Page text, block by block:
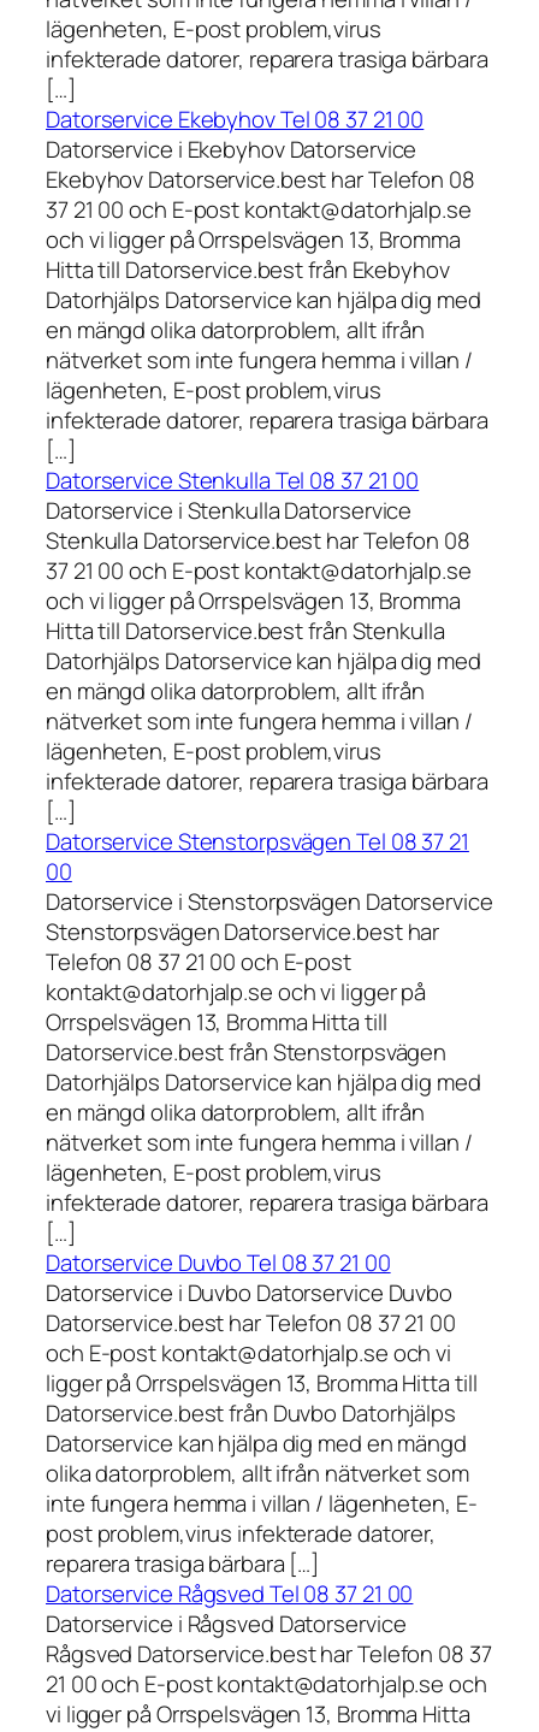
lägenheten, E-post problem,virus
infekterade datorer, reparera trasiga bärbara
[…]
Datorservice Ekebyhov Tel 08 37 21 00
Datorservice i Ekebyhov Datorservice
Ekebyhov Datorservice.best har Telefon 08
37 21 00 och E-post kontakt@datorhjalp.se
och vi ligger på Orrspelsvägen 13, Bromma
Hitta till Datorservice.best från Ekebyhov
Datorhjälps Datorservice kan hjälpa dig med
en mängd olika datorproblem, allt ifrån
nätverket som inte fungera hemma i villan /
lägenheten, E-post problem,virus
infekterade datorer, reparera trasiga bärbara
[…]
Datorservice Stenkulla Tel 08 37 21 00
Datorservice i Stenkulla Datorservice
Stenkulla Datorservice.best har Telefon 08
37 21 00 och E-post kontakt@datorhjalp.se
och vi ligger på Orrspelsvägen 13, Bromma
Hitta till Datorservice.best från Stenkulla
Datorhjälps Datorservice kan hjälpa dig med
en mängd olika datorproblem, allt ifrån
nätverket som inte fungera hemma i villan /
lägenheten, E-post problem,virus
infekterade datorer, reparera trasiga bärbara
[…]
Datorservice Stenstorpsvägen Tel 08 37 21
00
Datorservice i Stenstorpsvägen Datorservice
Stenstorpsvägen Datorservice.best har
Telefon 08 37 21 00 och E-post
kontakt@datorhjalp.se och vi ligger på
Orrspelsvägen 13, Bromma Hitta till
Datorservice.best från Stenstorpsvägen
Datorhjälps Datorservice kan hjälpa dig med
en mängd olika datorproblem, allt ifrån
nätverket som inte fungera hemma i villan /
lägenheten, E-post problem,virus
infekterade datorer, reparera trasiga bärbara
[…]
Datorservice Duvbo Tel 08 37 21 00
Datorservice i Duvbo Datorservice Duvbo
Datorservice.best har Telefon 08 37 21 00
och E-post kontakt@datorhjalp.se och vi
ligger på Orrspelsvägen 13, Bromma Hitta till
Datorservice.best från Duvbo Datorhjälps
Datorservice kan hjälpa dig med en mängd
olika datorproblem, allt ifrån nätverket som
inte fungera hemma i villan / lägenheten, E-
post problem,virus infekterade datorer,
reparera trasiga bärbara […]
Datorservice Rågsved Tel 08 37 21 00
Datorservice i Rågsved Datorservice
Rågsved Datorservice.best har Telefon 08 37
21 00 och E-post kontakt@datorhjalp.se och
vi ligger på Orrspelsvägen 13, Bromma Hitta